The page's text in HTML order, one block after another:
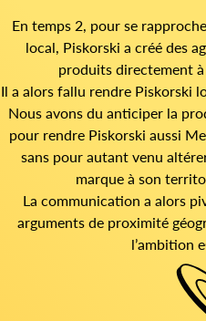
En temps 2, pour se
local, Piskorski a créé des
produits directement
Il a alors fallu rendre Piskorski
Nous avons du anticiper la
pour rendre Piskorski aussi
sans pour autant venu
marque à son
La communication a alors
arguments de proximité
l’ambition